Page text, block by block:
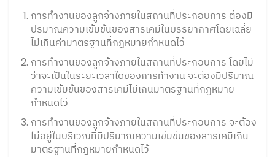
การทำงานของลูกจ้างภายในสถานที่ประกอบการ ต้องมี
ปริมาณความเข้มข้นของสารเคมีในบรรยากาศโดยเฉลี่ย
ไม่เกินค่ามาตรฐานที่กฎหมายกำหนดไว้
การทำงานของลูกจ้างภายในสถานที่ประกอบการ โดยไม่
ว่าจะเป็นในระยะเวลาใดของการทำงาน จะต้องมีปริมาณ
ความเข้มข้นของสารเคมีไม่เกินมาตรฐานที่กฎหมาย
กำหนดไว้
การทำงานของลูกจ้างภายในสถานที่ประกอบการ จะต้อง
ไม่อยู่ในบริเวณที่มีปริมาณความเข้มข้นของสารเคมีเกิน
มาตรฐานที่กฎหมายกำหนดไว้